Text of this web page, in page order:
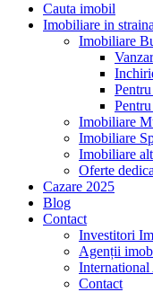
Cauta imobil
Imobiliare in
Imobiliare
Imobiliare
Imobiliare
Imobiliare
Oferte
Cazare 2025
Blog
Contact
Investitori
Agenții
International
Contact